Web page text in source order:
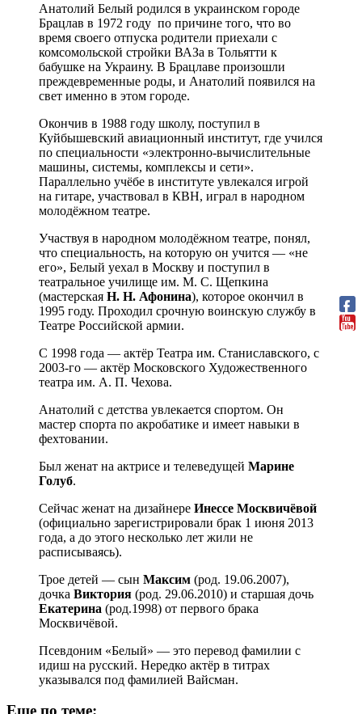
Анатолий Белый родился в украинском городе
Брацлав в 1972 году по причине того, что во
время своего отпуска родители приехали с
комсомольской стройки ВАЗа в Тольятти к
бабушке на Украину. В Брацлаве произошли
преждевременные роды, и Анатолий появился на
свет именно в этом городе.
Окончив в 1988 году школу, поступил в
Куйбышевский авиационный институт, где учился
по специальности «электронно-вычислительные
машины, системы, комплексы и сети».
Параллельно учёбе в институте увлекался игрой
на гитаре, участвовал в КВН, играл в народном
молодёжном театре.
Участвуя в народном молодёжном театре, понял,
что специальность, на которую он учится — «не
его», Белый уехал в Москву и поступил в
театральное училище им. М. С. Щепкина
(мастерская Н. Н. Афонина), которое окончил в
1995 году. Проходил срочную воинскую службу в
Театре Российской армии.
С 1998 года — актёр Театра им. Станиславского, с
2003-го — актёр Московского Художественного
театра им. А. П. Чехова.
Анатолий с детства увлекается спортом. Он
мастер спорта по акробатике и имеет навыки в
фехтовании.
Был женат на актрисе и телеведущей Марине
Голуб.
Сейчас женат на дизайнере Инессе Москвичёвой
(официально зарегистрировали брак 1 июня 2013
года, а до этого несколько лет жили не
расписываясь).
Трое детей — сын Максим (род. 19.06.2007),
дочка Виктория (род. 29.06.2010) и старшая дочь
Екатерина (род.1998) от первого брака
Москвичёвой.
Псевдоним «Белый» — это перевод фамилии с
идиш на русский. Нередко актёр в титрах
указывался под фамилией Вайсман.